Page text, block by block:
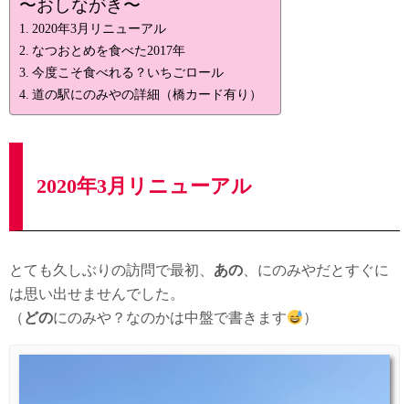
〜おしながき〜
2020年3月リニューアル
なつおとめを食べた2017年
今度こそ食べれる？いちごロール
道の駅にのみやの詳細（橋カード有り）
2020年3月リニューアル
とても久しぶりの訪問で最初、 あの 、にのみやだとすぐに
は思い出せませんでした。
（ どのにのみや？なのかは中盤で書きます ）